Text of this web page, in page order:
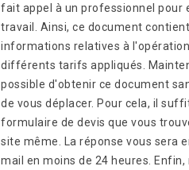
fait appel à un professionnel pour
travail. Ainsi, ce document
informations relatives à
différents tarifs appliqués.
possible d'obtenir ce document
de vous déplacer. Pour cela, il
formulaire de devis que vous
site même. La réponse vous sera
mail en moins de 24 heures. Enfin,